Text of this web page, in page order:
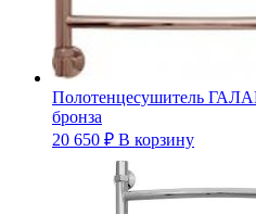
Полотенцесушитель
бронза
20 650 ₽ В корзину